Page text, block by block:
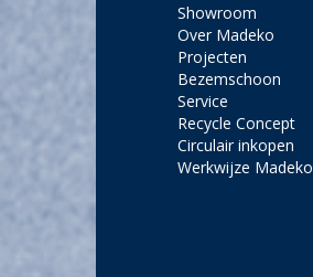
Showroom
Over Madeko
Projecten
Bezemschoon
Service
Recycle Concept
Circulair inkopen
Werkwijze Madeko